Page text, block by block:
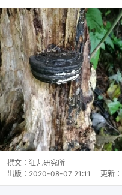
撰文： 狂丸研究所
出版： 2020-08-07 21:11 更新：